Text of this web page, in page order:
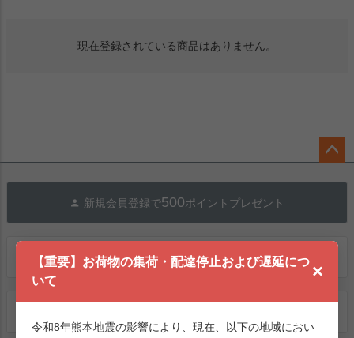
【重要】お荷物の集荷・配達停止および遅延につ
いて
×
令和8年熊本地震の影響により、現在、以下の地域におい
現在登録されている商品はありません。
へ
新規会員登録で500ポイントプレゼント
送料600円(北海道・沖縄を除く) 5500円以上送料無料